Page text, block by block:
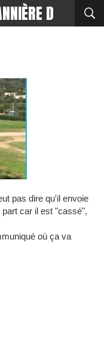
D
pas dire qu'il envoie
car il est "cassé",
où ça va